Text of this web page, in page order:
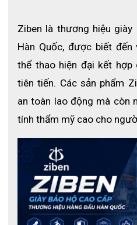
Giày thấp cổ Ziben ZB-213
thấp cổ, màu sắc đen tạo
và nam tính cho người
những chất liệu cao cấp,
đồng hành hoàn hảo cho sự
1. Thông số kỹ
ZB-213
- Mã sản phẩm: ZB-213
Ziben là thương hiệu
Hàn Quốc, được biết
thể thao hiện đại kết hợp
tiên tiến. Các sản phẩm
an toàn lao động mà còn
tính thẩm mỹ cao cho